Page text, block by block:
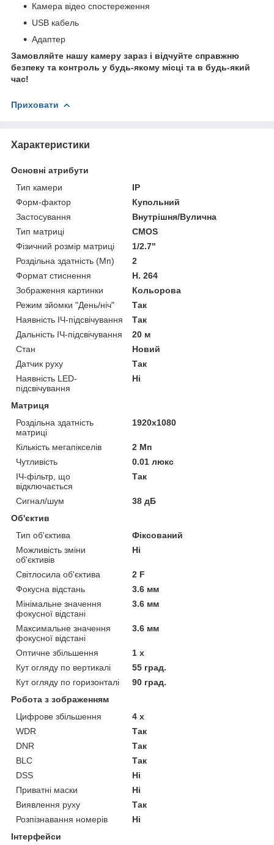
Камера відео спостереження
USB кабель
Адаптер
Замовляйте нашу камеру зараз і відчуйте справжню
безпеку та контроль у будь-якому місці та в будь-який
час!
Приховати
Характеристики
Основні атрибути
Тип камери
IP
Форм-фактор
Купольний
Застосування
Внутрішня/Вулична
Тип матриці
CMOS
Фізичний розмір матриці
1/2.7"
Роздільна здатність (Мп)
2
Формат стиснення
H. 264
Зображення картинки
Кольорова
Режим зйомки "День/ніч"
Так
Наявність ІЧ-підсвічування
Так
Дальність ІЧ-підсвічування
20 м
Стан
Новий
Датчик руху
Так
Наявність LED-
підсвічування
Ні
Матриця
Роздільна здатність
матриці
1920x1080
Кількість мегапікселів
2 Мп
Чутливість
0.01 люкс
ІЧ-фільтр, що
відключається
Так
Сигнал/шум
38 дБ
Об'єктив
Тип об'єктива
Фіксований
Можливість зміни
об'єктивів
Ні
Світлосила об'єктива
2 F
Фокусна відстань
3.6 мм
Мінімальне значення
фокусної відстані
3.6 мм
Максимальне значення
фокусної відстані
3.6 мм
Оптичне збільшення
1 х
Кут огляду по вертикалі
55 град.
Кут огляду по горизонталі
90 град.
Робота з зображенням
Цифрове збільшення
4 х
WDR
Так
DNR
Так
BLC
Так
DSS
Ні
Приватні маски
Ні
Виявлення руху
Так
Розпізнавання номерів
Ні
Інтерфейси